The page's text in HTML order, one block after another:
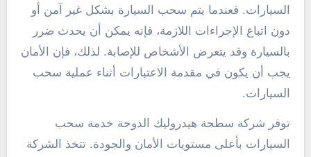
السيارات. فعندما يتم سحب السيارة بشكل غير آمن أو
دون اتباع الإجراءات اللازمة، فإنه يمكن أن يحدث ضرر
بالسيارة وقد يتعرض الأشخاص للإصابة. لذلك، فإن الأمان
يجب أن يكون في مقدمة الاعتبارات أثناء عملية سحب
السيارات.
توفر شركة سطحة هيدروليك الدوحة خدمة سحب
السيارات بأعلى مستويات الأمان والجودة. تتخذ الشركة